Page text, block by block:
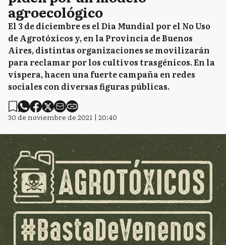
agroecológico
El 3 de diciembre es el Día Mundial por el No Uso
de Agrotóxicos y, en la Provincia de Buenos
Aires, distintas organizaciones se movilizarán
para reclamar por los cultivos trasgénicos. En la
víspera, hacen una fuerte campaña en redes
sociales con diversas figuras públicas.
30 de noviembre de 2021 | 20:40